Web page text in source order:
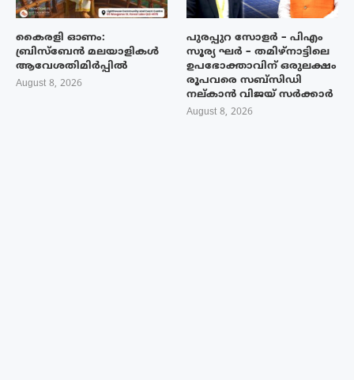
കൈരളി ഓണം:
ബ്രിസ്ബേൻ മലയാളികൾ
ആവേശതിമിർപ്പിൽ
August 8, 2026
പുരപ്പുറ സോളർ – പിഎം
സൂര്യ ഘർ – തമിഴ്നാട്ടിലെ
ഉപഭോക്താവിന് ഒരുലക്ഷം
രൂപവരെ സബ്സിഡി
നല്കാൻ വിജയ് സർക്കാർ
August 8, 2026